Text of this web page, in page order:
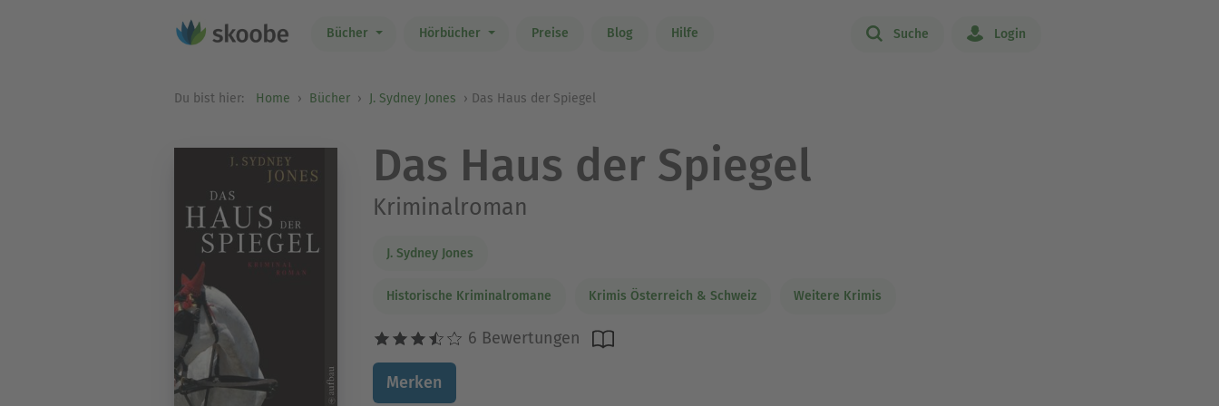
Bücher Hörbücher Preise Blog Hilfe Suche Login
Du bist hier: Home Bücher J. Sydney Jones Das Haus der Spiegel
Das Haus der Spiegel
Kriminalroman
J. Sydney Jones
Historische Kriminalromane Krimis Österreich & Schweiz Weitere Krimis
6 Bewertungen
Merken